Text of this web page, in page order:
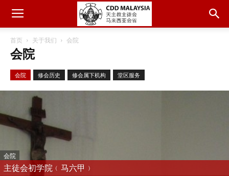
首页 关于我们 会院
会院
会院 修会历史 修会属下机构 堂区服务
会院
主徒会初学院﹙马六甲﹚